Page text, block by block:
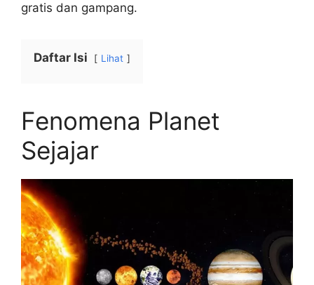
gratis dan gampang.
Daftar Isi Lihat
Fenomena Planet
Sejajar